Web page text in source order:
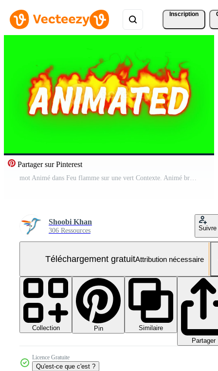
Inscription
Partager sur Pinterest
mot Animé dans Feu flamme sur une vert Contexte. Animé brûlant ou engloutir dans flammes tout casquettes texte Feu. Vidéo Gratuite
Shoobi Khan
306 Ressources Suivre
Téléchargement gratuitAttribution nécessaire
Collection Pin
Similaire
Partager
Licence Gratuite
Qu'est-ce que c'est ?